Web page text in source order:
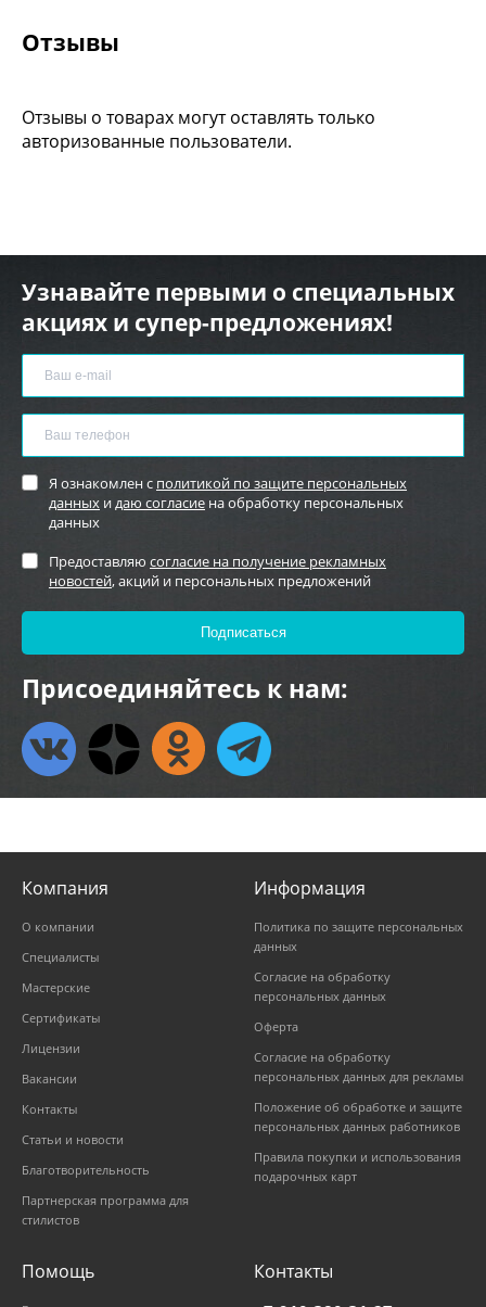
Отзывы
Отзывы о товарах могут оставлять только
авторизованные пользователи.
Узнавайте первыми о специальных
акциях и супер-предложениях!
Я ознакомлен с политикой по защите персональных
данных идаю согласие на обработку персональных
данных
Предоставляю согласие на получение рекламных
новостей, акций и персональных предложений
Присоединяйтесь к нам:
Компания
О компании
Специалисты
Мастерские
Сертификаты
Лицензии
Вакансии
Контакты
Статьи и новости
Благотворительность
Партнерская программа для
стилистов
Информация
Политика по защите персональных
данных
Согласие на обработку
персональных данных
Оферта
Согласие на обработку
персональных данных для рекламы
Положение об обработке и защите
персональных данных работников
Правила покупки и использования
подарочных карт
Помощь Контакты